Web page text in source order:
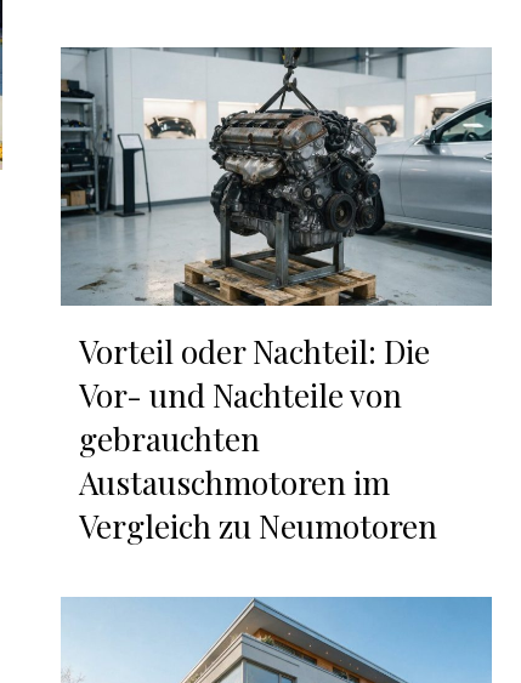
Vorteil oder Nachteil: Die
Vor- und Nachteile von
gebrauchten
Austauschmotoren im
Vergleich zu Neumotoren